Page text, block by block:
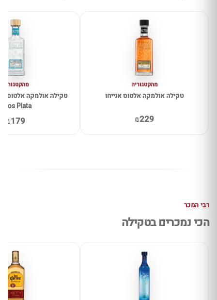
מהקטגוריה
טקילה אולמקה אלטוס אנייחו
₪229
מהקטגוריה
Plata
₪179
רבי המכר
הכי נמכרים בטקילה